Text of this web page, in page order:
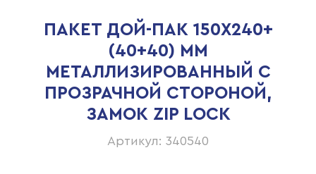
ПАКЕТ ДОЙ-ПАК 150Х240+
(40+40) ММ
МЕТАЛЛИЗИРОВАННЫЙ С
ПРОЗРАЧНОЙ СТОРОНОЙ,
ЗАМОК ZIP LOCK
Артикул: 340540